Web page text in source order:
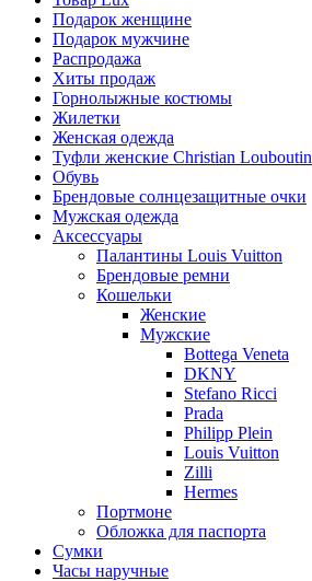
Подарок женщине
Подарок мужчине
Распродажа
Хиты продаж
Горнолыжные костюмы
Жилетки
Женская одежда
Туфли женские Christian Louboutin
Обувь
Брендовые солнцезащитные очки
Мужская одежда
Аксессуары
Палантины Louis Vuitton
Брендовые ремни
Кошельки
Женские
Мужские
Bottega Veneta
DKNY
Stefano Ricci
Prada
Philipp Plein
Louis Vuitton
Zilli
Hermes
Портмоне
Обложка для паспорта
Сумки
Часы наручные